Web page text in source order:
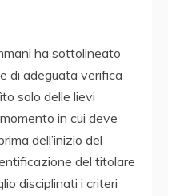
ha sottolineato
di adeguata verifica
solo delle lievi
in cui deve
dell’inizio del
del titolare
disciplinati i criteri